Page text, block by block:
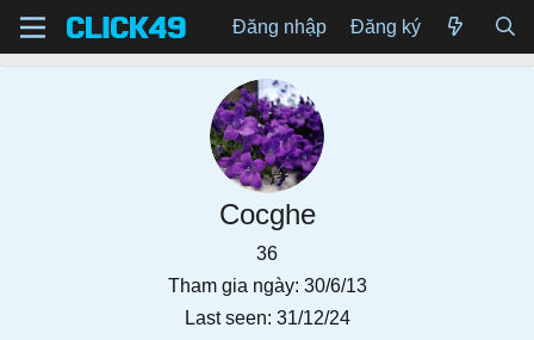
Đăng nhập Đăng ký
Cocghe
36
Tham gia ngày 30/6/13
Last seen 31/12/24